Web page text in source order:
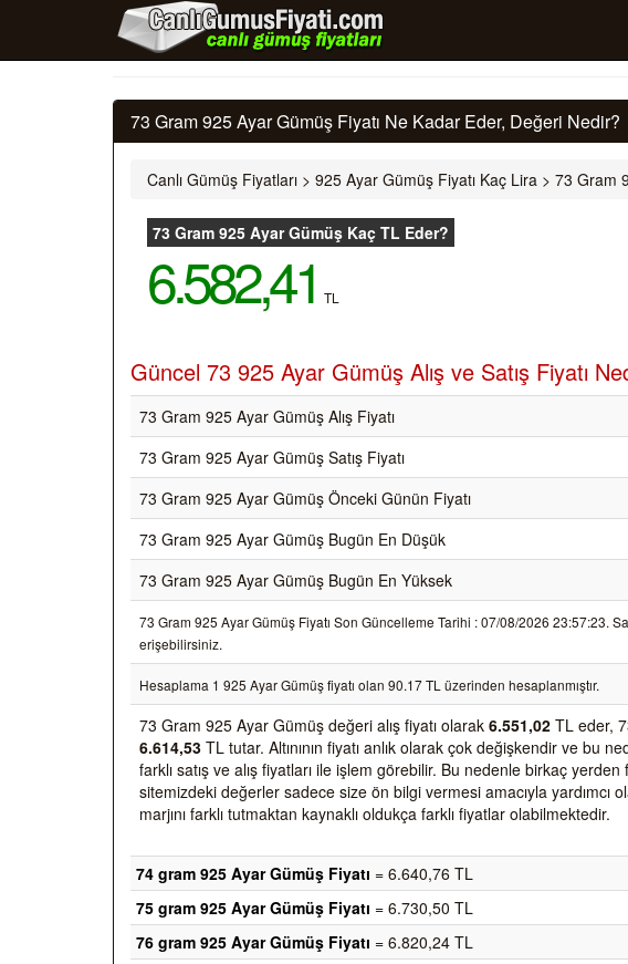
73 Gram 925 Ayar Gümüş Fiyatı Ne Kadar Eder, Değeri Nedir?
Canlı Gümüş Fiyatları > 925 Ayar Gümüş Fiyatı Kaç Lira > 73 Gram
73 Gram 925 Ayar Gümüş Kaç TL Eder?
6.582,41 TL
Güncel 73 925 Ayar Gümüş Alış ve Satış Fiyatı
73 Gram 925 Ayar Gümüş Alış Fiyatı
73 Gram 925 Ayar Gümüş Satış Fiyatı
73 Gram 925 Ayar Gümüş Önceki Günün Fiyatı
73 Gram 925 Ayar Gümüş Bugün En Düşük
73 Gram 925 Ayar Gümüş Bugün En Yüksek
73 Gram 925 Ayar Gümüş Fiyatı Son Güncelleme Tarihi : 07/08/2026 23:57:23.
erişebilirsiniz.
Hesaplama 1 925 Ayar Gümüş fiyatı olan 90.17 TL üzerinden hesaplanmıştır.
73 Gram 925 Ayar Gümüş değeri alış fiyatı olarak 6.551,02 TL eder,
6.614,53 TL tutar. Altınının fiyatı anlık olarak çok değişkendir ve bu
farklı satış ve alış fiyatları ile işlem görebilir. Bu nedenle birkaç
sitemizdeki değerler sadece size ön bilgi vermesi amacıyla yardımcı
marjını farklı tutmaktan kaynaklı oldukça farklı fiyatlar olabilmektedir.
74 gram 925 Ayar Gümüş Fiyatı = 6.640,76 TL
75 gram 925 Ayar Gümüş Fiyatı = 6.730,50 TL
76 gram 925 Ayar Gümüş Fiyatı = 6.820,24 TL